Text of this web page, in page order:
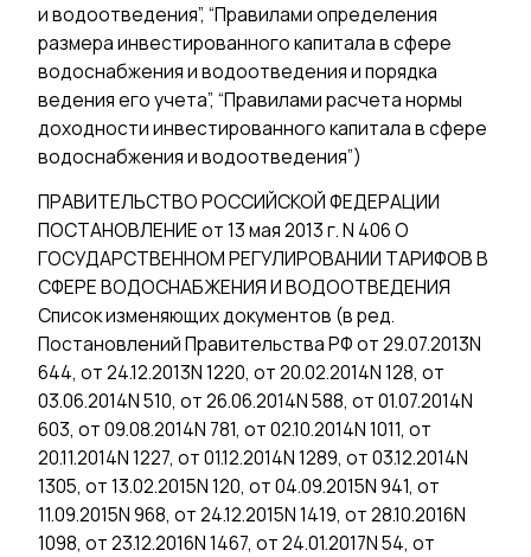
и водоотведения”, “Правилами определения
размера инвестированного капитала в сфере
водоснабжения и водоотведения и порядка
ведения его учета”, “Правилами расчета нормы
доходности инвестированного капитала в сфере
водоснабжения и водоотведения”)
ПРАВИТЕЛЬСТВО РОССИЙСКОЙ ФЕДЕРАЦИИ
ПОСТАНОВЛЕНИЕ от 13 мая 2013 г. N 406 О
ГОСУДАРСТВЕННОМ РЕГУЛИРОВАНИИ ТАРИФОВ В
СФЕРЕ ВОДОСНАБЖЕНИЯ И ВОДООТВЕДЕНИЯ
Список изменяющих документов (в ред.
Постановлений Правительства РФ от 29.07.2013N
644, от 24.12.2013N 1220, от 20.02.2014N 128, от
03.06.2014N 510, от 26.06.2014N 588, от 01.07.2014N
603, от 09.08.2014N 781, от 02.10.2014N 1011, от
20.11.2014N 1227, от 01.12.2014N 1289, от 03.12.2014N
1305, от 13.02.2015N 120, от 04.09.2015N 941, от
11.09.2015N 968, от 24.12.2015N 1419, от 28.10.2016N
1098, от 23.12.2016N 1467, от 24.01.2017N 54, от